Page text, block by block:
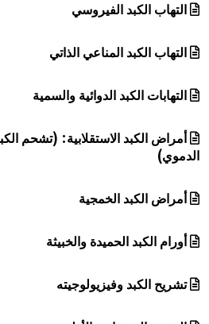
التهاب الكبد الفيروسي
التهاب الكبد المناعي الذاتي
التهابات الكبد الدوائية والسمية
أمراض الكبد الاستقلابية: (تشحم
الدموي)
أمراض الكبد الخمجية
أورام الكبد الحميدة والخبيثة
تشريح الكبد وفيزيولوجيته